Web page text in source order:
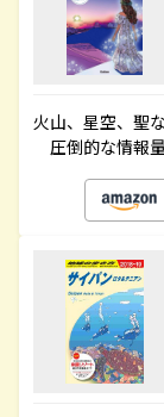
火山、星空、聖
圧倒的な情報